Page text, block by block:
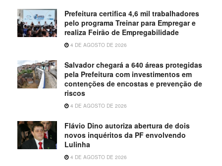
Prefeitura certifica 4,6 mil trabalhadores
pelo programa Treinar para Empregar e
realiza Feirão de Empregabilidade
4 DE AGOSTO DE 2026
Salvador chegará a 640 áreas protegidas
pela Prefeitura com investimentos em
contenções de encostas e prevenção de
riscos
4 DE AGOSTO DE 2026
Flávio Dino autoriza abertura de dois
novos inquéritos da PF envolvendo
Lulinha
4 DE AGOSTO DE 2026